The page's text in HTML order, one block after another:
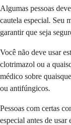
Algumas pessoas
cautela especial. Seu
garantir que seja
Você não deve usar
clotrimazol ou a
médico sobre
ou antifúngicos.
Pessoas com certas
especial antes de usar